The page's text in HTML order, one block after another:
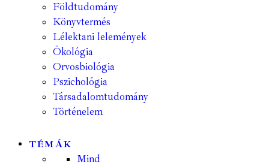
Földtudomány
Könyvtermés
Lélektani lelemények
Ökológia
Orvosbiológia
Pszichológia
Társadalomtudomány
Történelem
TÉMÁK
Mind